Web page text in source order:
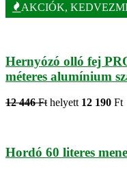
AKCIÓK,
Hernyózó olló fej
méteres alumínium
12 446 Ft helyett 12 190 Ft
Hordó 60 literes